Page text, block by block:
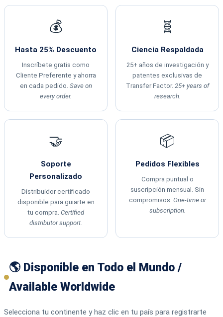
💰
Hasta 25% Descuento
Inscríbete gratis como
Cliente Preferente y ahorra
en cada pedido. Save on
every order.
🧬
Ciencia Respaldada
25+ años de investigación y
patentes exclusivas de
Transfer Factor. 25+ years of
research.
🤝
Soporte
Personalizado
Distribuidor certificado
disponible para guiarte en
tu compra. Certified
distributor support.
📦
Pedidos Flexibles
Compra puntual o
suscripción mensual. Sin
compromisos. One-time or
subscription.
🌎 Disponible en Todo el Mundo /
Available Worldwide
Selecciona tu continente y haz clic en tu país para registrarte